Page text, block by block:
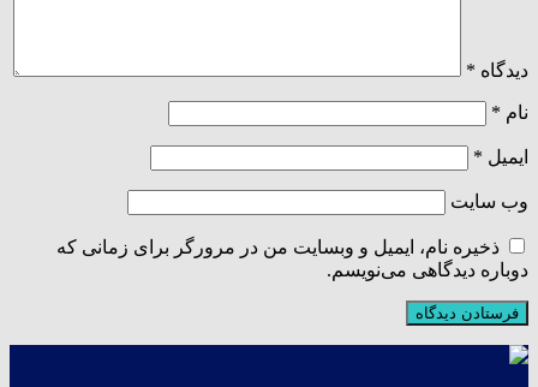
دیدگاه *
نام *
ایمیل *
وب‌ سایت
ذخیره نام، ایمیل و وبسایت من در مرورگر برای زمانی که
دوباره دیدگاهی می‌نویسم.